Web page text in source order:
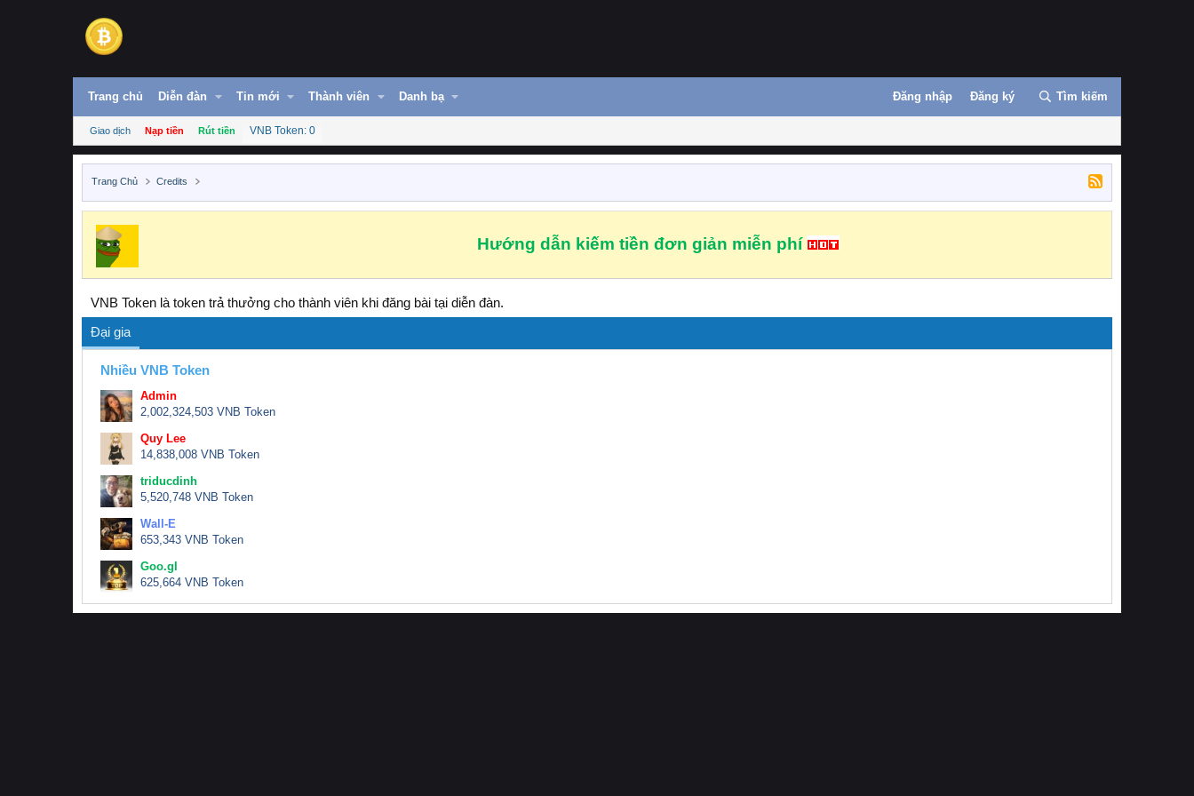
Trang chủ Diễn đàn Tin mới Thành viên Danh bạ Đăng nhập Đăng ký Tìm kiếm
Giao dịch Nạp tiền Rút tiền VNB Token: 0
Trang Chủ Credits
Hướng dẫn kiếm tiền đơn giản miễn phí
VNB Token là token trả thưởng cho thành viên khi đăng bài tại diễn đàn.
Đại gia
Nhiều VNB Token
Admin
2,002,324,503 VNB Token
Quy Lee
14,838,008 VNB Token
triducdinh
5,520,748 VNB Token
Wall-E
653,343 VNB Token
Goo.gl
625,664 VNB Token